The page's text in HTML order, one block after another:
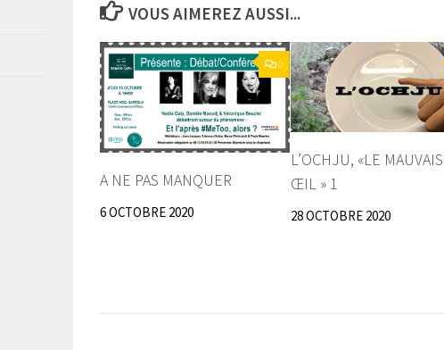
VOUS AIMEREZ AUSSI...
0
A NE PAS MANQUER
6 OCTOBRE 2020
L’OCHJU, «LE MAUVAIS
ŒIL » 1
28 OCTOBRE 2020